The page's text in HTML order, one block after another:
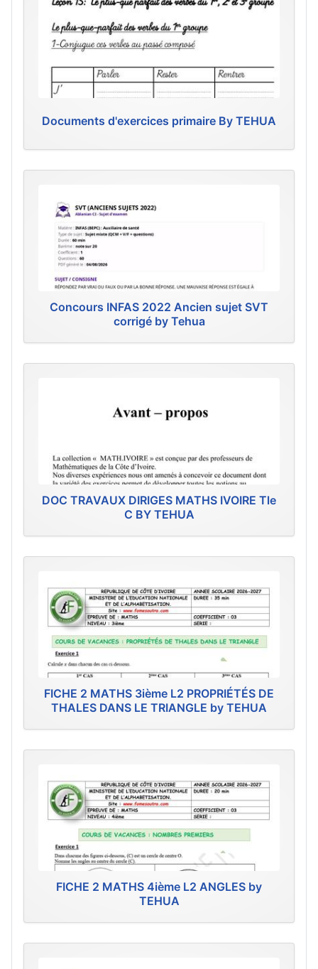
Documents d'exercices primaire By TEHUA
Concours INFAS 2022 Ancien sujet SVT
corrigé by Tehua
DOC TRAVAUX DIRIGES MATHS IVOIRE Tle
C BY TEHUA
FICHE 2 MATHS 3ième L2 PROPRIÉTÉS DE
THALES DANS LE TRIANGLE by TEHUA
FICHE 2 MATHS 4ième L2 ANGLES by
TEHUA